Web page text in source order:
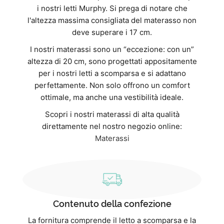
i nostri letti Murphy. Si prega di notare che
l'altezza massima consigliata del materasso non
deve superare i 17 cm.
I nostri materassi sono un “eccezione: con un”
altezza di 20 cm, sono progettati appositamente
per i nostri letti a scomparsa e si adattano
perfettamente. Non solo offrono un comfort
ottimale, ma anche una vestibilità ideale.
Scopri i nostri materassi di alta qualità
direttamente nel nostro negozio online:
Materassi
Contenuto della confezione
La fornitura comprende il letto a scomparsa e la